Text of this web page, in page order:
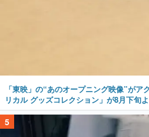
「東映」の“あのオープニング映像”がア
リカル グッズコレクション」が8月下旬
5